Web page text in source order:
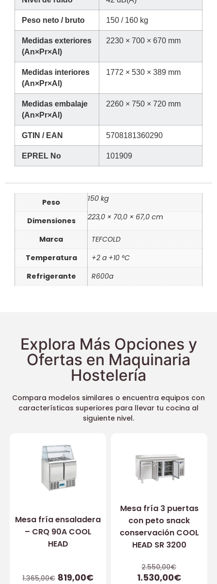
Peso neto / bruto 150 / 160 kg
Medidas exteriores
(An×Pr×Al)
2230 × 700 × 670 mm
Medidas interiores
(An×Pr×Al)
1772 × 530 × 389 mm
Medidas embalaje
(An×Pr×Al)
2260 × 750 × 720 mm
GTIN / EAN 5708181360290
EPREL No 101909
Peso 150 kg
Dimensiones 223,0 × 70,0 × 67,0 cm
Marca
TEFCOLD
Temperatura
+2 a +10 °C
Refrigerante
R600a
Explora Más Opciones y
Ofertas en Maquinaria
Hostelería
Compara modelos similares o encuentra equipos con
características superiores para llevar tu cocina al
siguiente nivel.
Mesa fría ensaladera
– CRQ 90A COOL
HEAD
1.365,00€ 819,00€
Mesa fría 3 puertas
con peto snack
conservación COOL
HEAD SR 3200
2.550,00€
1.530,00€